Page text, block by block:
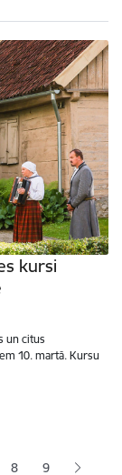
kursi
un citus
10. martā. Kursu
8 9